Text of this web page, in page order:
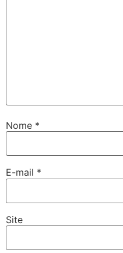
Nome *
E-mail *
Site